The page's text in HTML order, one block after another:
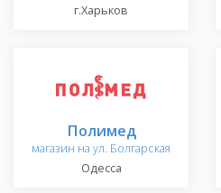
г.Харьков
Полимед
магазин на ул. Болгарская
Одесса